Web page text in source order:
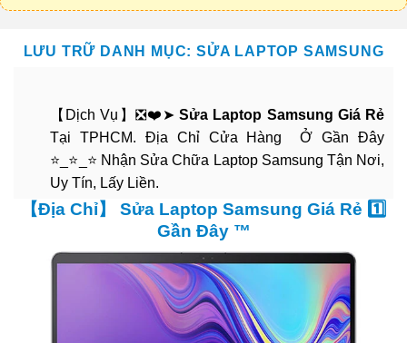
LƯU TRỮ DANH MỤC: SỬA LAPTOP SAMSUNG
【Dịch Vụ】❎❤️➤Sửa Laptop Samsung Giá Rẻ
Tại TPHCM. Địa Chỉ Cửa Hàng Ở Gần Đây
⭐_⭐_⭐ Nhận Sửa Chữa Laptop Samsung Tận Nơi,
Uy Tín, Lấy Liền.
【Địa Chỉ】 Sửa Laptop Samsung Giá Rẻ 1️⃣
Gần Đây ™